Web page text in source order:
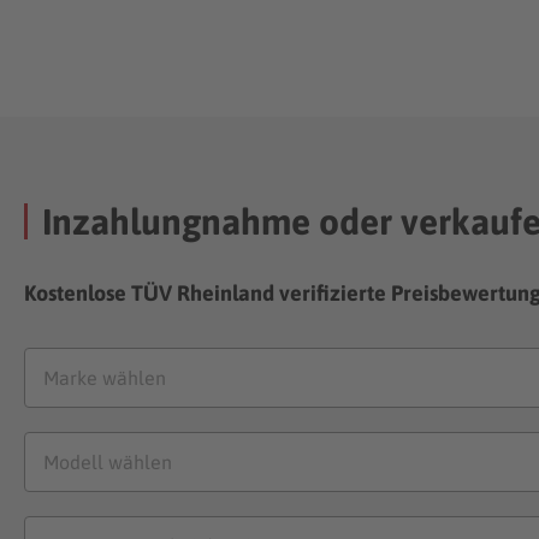
Inzahlungnahme oder
Kostenlose TÜV Rheinland verifizierte